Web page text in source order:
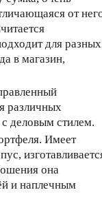
от
для разных
в магазин,
различных
деловым стилем.
Имеет
она
и наплечным